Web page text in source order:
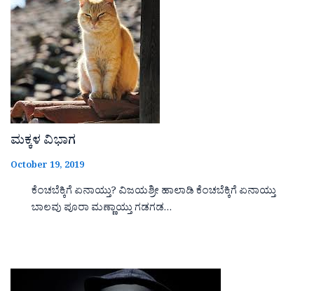
ಮಕ್ಕಳ ವಿಭಾಗ
October 19, 2019
ಕೆಂಚಬೆಕ್ಕಿಗೆ ಏನಾಯ್ತು? ವಿಜಯಶ್ರೀ ಹಾಲಾಡಿ ಕೆಂಚಬೆಕ್ಕಿಗೆ ಏನಾಯ್ತು
ಬಾಲವು ಪೂರಾ ಮಣ್ಣಾಯ್ತು ಗಡಗಡ…